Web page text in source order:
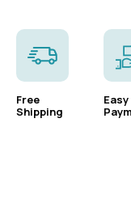
Free
Shipping
Easy